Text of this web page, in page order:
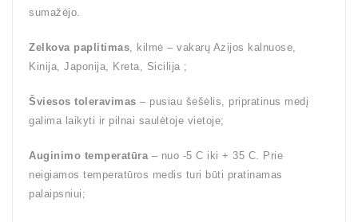
sumažėjo.
Zelkova paplitimas, kilmė – vakarų Azijos kalnuose,
Kinija, Japonija, Kreta, Sicilija ;
Šviesos toleravimas – pusiau šešėlis, pripratinus medį
galima laikyti ir pilnai saulėtoje vietoje;
Auginimo temperatūra– nuo -5 C iki + 35 C. Prie
neigiamos temperatūros medis turi būti pratinamas
palaipsniui;